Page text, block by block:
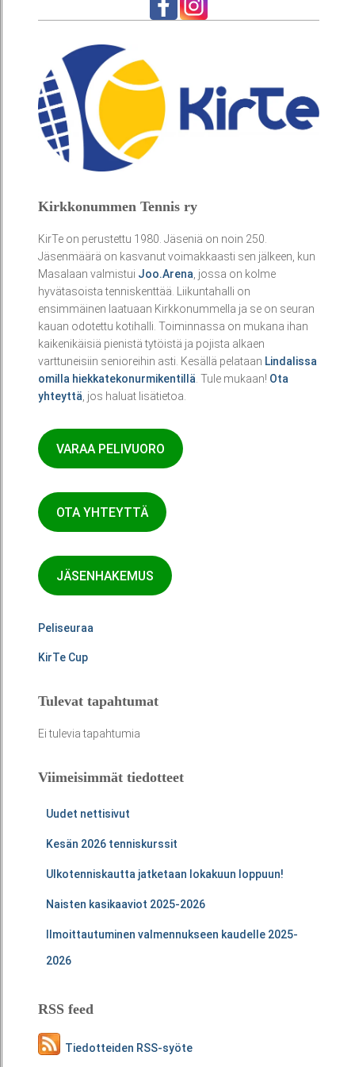
Kirkkonummen Tennis ry
KirTe on perustettu 1980. Jäseniä on noin 250.
Jäsenmäärä on kasvanut voimakkaasti sen jälkeen, kun
Masalaan valmistui Joo.Arena , jossa on kolme
hyvätasoista tenniskenttää. Liikuntahalli on
ensimmäinen laatuaan Kirkkonummella ja se on seuran
kauan odotettu kotihalli. Toiminnassa on mukana ihan
kaikenikäisiä pienistä tytöistä ja pojista alkaen
varttuneisiin senioreihin asti. Kesällä pelataan Lindalissa
omilla hiekkatekonurmikentillä . Tule mukaan! Ota
yhteyttä , jos haluat lisätietoa.
VARAA PELIVUORO
OTA YHTEYTTÄ
JÄSENHAKEMUS
Peliseuraa
KirTe Cup
Tulevat tapahtumat
Ei tulevia tapahtumia
Viimeisimmät tiedotteet
Uudet nettisivut
Kesän 2026 tenniskurssit
Ulkotenniskautta jatketaan lokakuun loppuun!
Naisten kasikaaviot 2025-2026
Ilmoittautuminen valmennukseen kaudelle 2025-
2026
RSS feed
Tiedotteiden RSS-syöte